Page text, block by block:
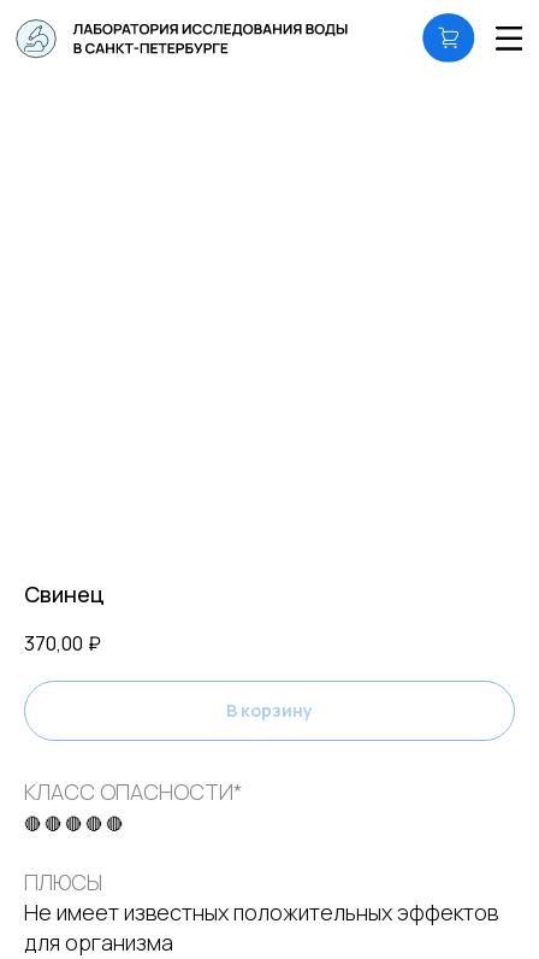
Свинец
370,00 ₽
В корзину
КЛАСС ОПАСНОСТИ*
🔴 🔴 🔴 🔴 🔴
ПЛЮСЫ
Не имеет известных положительных эффектов
для организма